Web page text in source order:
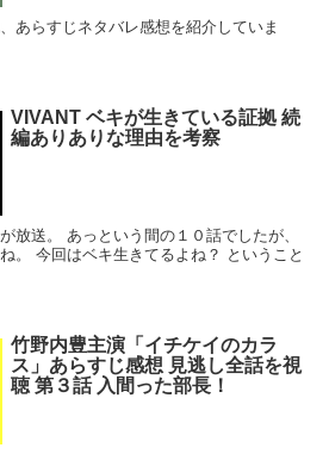
あらすじネタバレ感想を紹介していま
VIVANT ベキが生きている証拠 続
編ありありな理由を考察
放送。 あっという間の１０話でしたが、
。 今回はベキ生きてるよね？ ということ
竹野内豊主演「イチケイのカラ
ス」あらすじ感想 見逃し全話を視
聴 第３話 入間った部長！